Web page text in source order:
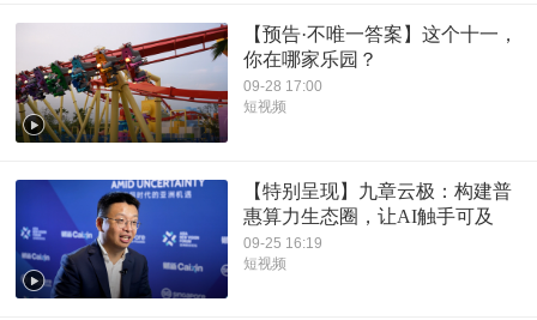
【预告·不唯一答案】这个十一，
你在哪家乐园？
09-28 17:00
短视频
【特别呈现】九章云极：构建普
惠算力生态圈，让AI触手可及
09-25 16:19
短视频